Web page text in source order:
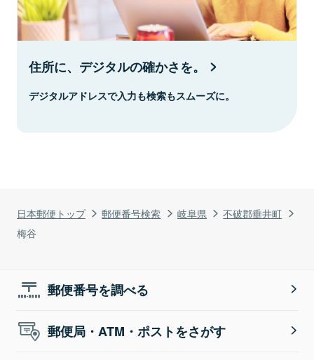
日本郵便トップ 郵便番号検索 岐阜県
不破郡垂井町
梅谷
住所に、デジタルの確かさを。
デジタルアドレスで入力も検索もスムーズに。
郵便番号を調べる
郵便局・ATM・ポストをさがす